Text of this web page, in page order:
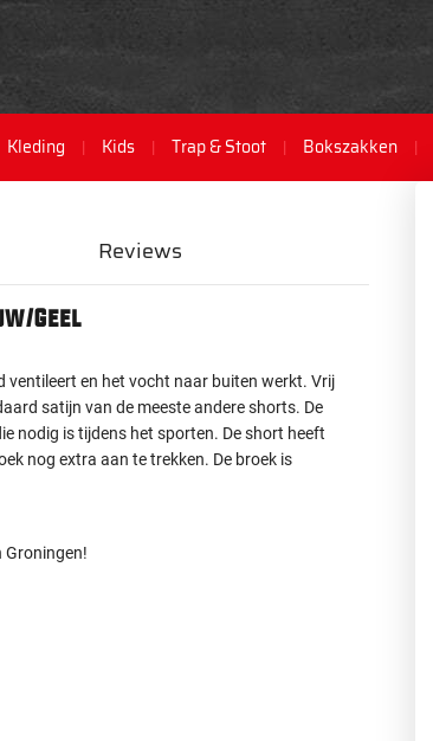
Kleding Kids Trap & Stoot Bokszakken
Geel
ventileert en het vocht naar buiten werkt. Vrij
satijn van de meeste andere shorts. De
nodig is tijdens het sporten. De short heeft
nog extra aan te trekken. De broek is
Groningen!
Reviews